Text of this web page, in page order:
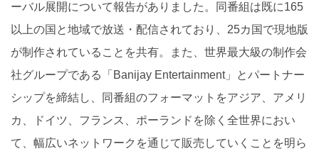
ーバル展開について報告がありました。同番組は既に165
以上の国と地域で放送・配信されており、25カ国で現地版
が制作されていることを共有。また、世界最大級の制作会
社グループである「Banijay Entertainment」とパートナー
シップを締結し、同番組のフォーマットをアジア、アメリ
カ、ドイツ、フランス、ポーランドを除く全世界におい
て、幅広いネットワークを通じて販売していくことを明ら